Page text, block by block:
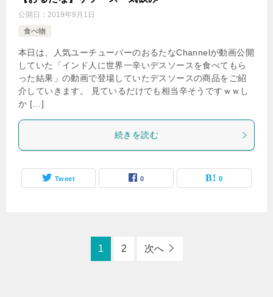
公開日： 2019年9月1日
食べ物
本日は、人気ユーチューバーのおるたなChannelが動画公開
していた「インド人に世界一辛いデスソースを食べてもら
った結果」の動画で登場していたデスソースの商品をご紹
介していきます。 見ているだけでも相当辛そうですｗｗし
か […]
続きを読む
Tweet 0 0
1 2 次へ